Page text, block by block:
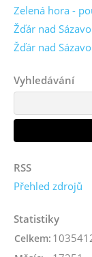
Zelená hora -
Žďár nad
Žďár nad
Vyhledávání
RSS
Přehled zdrojů
Statistiky
Celkem: